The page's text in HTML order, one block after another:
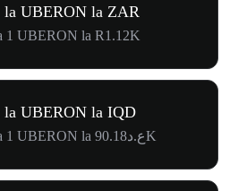
la UBERON la ZAR
1 UBERON la R1.12K
la UBERON la IQD
conversie de la 1 UBERON la ع.د90.18K